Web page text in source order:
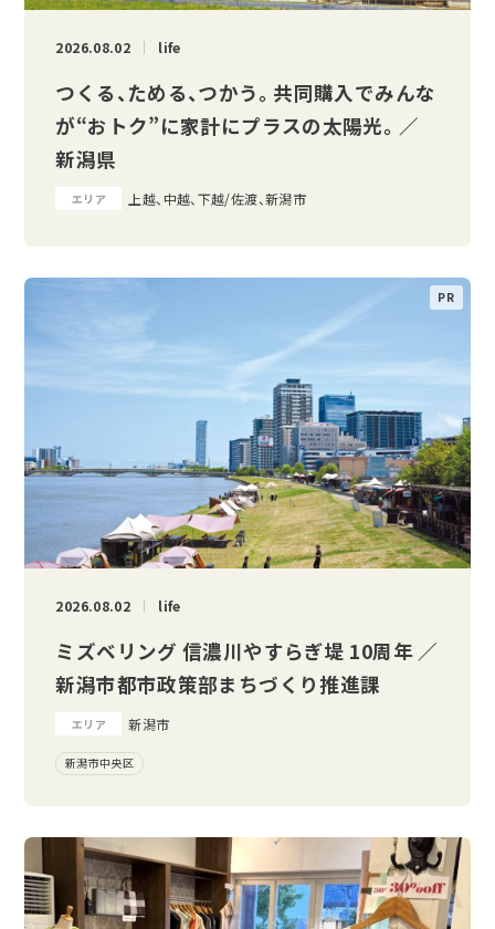
2026.08.02 life
つくる、ためる、つかう。 共同購入でみんな
が“おトク”に家計にプラスの太陽光。 ／
新潟県
エリア 上越、中越、下越/佐渡、新潟市
2026.08.02 life
ミズベリング 信濃川やすらぎ堤 10周年 ／
新潟市都市政策部まちづくり推進課
エリア 新潟市
新潟市中央区